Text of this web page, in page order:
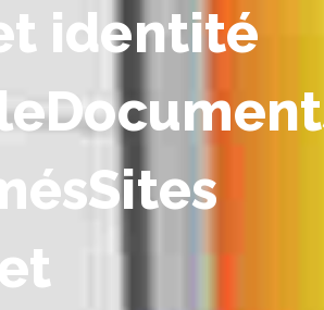
identité
Sites